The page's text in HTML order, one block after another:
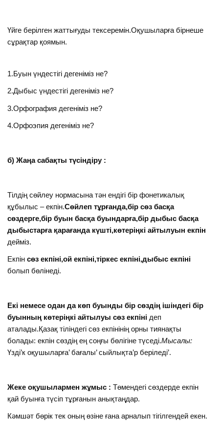
Үйге берілген жаттығуды тексеремін.Оқушыларға бірнеше
сұрақтар қоямын.
1.Буын үндестігі дегеніміз не?
2.Дыбыс үндестігі дегеніміз не?
3.Орфография дегеніміз не?
4.Орфоэпия дегеніміз не?
б) Жаңа сабақты түсіндіру :
Тілдің сөйлеу нормасына тән ендігі бір фонетикалық
құбылыс – екпін.Сөйлеп тұрғанда,бір сөз басқа
сөздерге,бір буын басқа буындарға,бір дыбыс басқа
дыбыстарға қарағанда күшті,көтеріңкі айтылуын екпін
дейміз.
Екпінсөз екпіні,ой екпіні,тіркес екпіні,дыбыс екпіні
болып бөлінеді.
Екі немесе одан да көп буынды бір сөздің ішіндегі бір
буынның көтеріңкі айтылуы сөз екпіні деп
аталады.Қазақ тіліндегі сөз екпінінің орны тиянақты
болады: екпін сөздің ең соңғы бөлігіне түседі.Мысалы:
Үзді’к оқушыларға’ бағалы’ сыйлықта’р беріледі’.
Жеке оқушылармен жұмыс :Төмендегі сөздерде екпін
қай буынға түсіп тұрғанын анықтаңдар.
Кәмшәт бөрік тек оның өзіне ғана арналып тігілгендей екен.